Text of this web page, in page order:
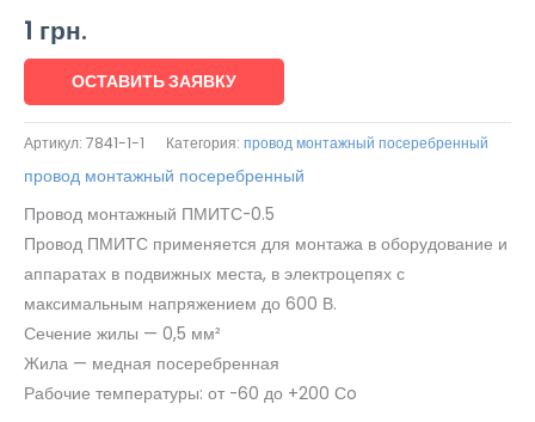
1 грн.
ОСТАВИТЬ ЗАЯВКУ
Артикул: 7841-1-1 Категория: провод монтажный посеребренный
провод монтажный посеребренный
Провод монтажный ПМИТС-0.5
Провод ПМИТС применяется для монтажа в оборудование и
аппаратах в подвижных места, в электроцепях с
максимальным напряжением до 600 В.
Сечение жилы — 0,5 мм²
Жила — медная посеребренная
Рабочие температуры: от -60 до +200 Сo